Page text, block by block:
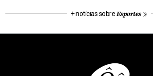
+ notícias sobre Esportes